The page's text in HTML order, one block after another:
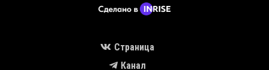
Страница
Канал